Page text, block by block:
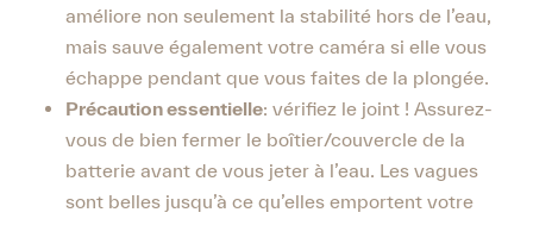
améliore non seulement la stabilité hors de l’eau,
mais sauve également votre caméra si elle vous
échappe pendant que vous faites de la plongée.
Précaution essentielle: vérifiez le joint ! Assurez-
vous de bien fermer le boîtier/couvercle de la
batterie avant de vous jeter à l’eau. Les vagues
sont belles jusqu’à ce qu’elles emportent votre